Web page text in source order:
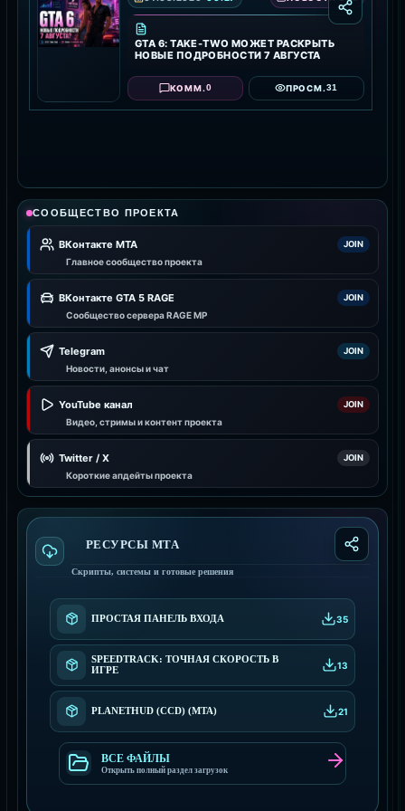
GTA 6: TAKE-TWO МОЖЕТ РАСКРЫТЬ
НОВЫЕ ПОДРОБНОСТИ 7 АВГУСТА
КОММ.0 ПРОСМ.31
СООБЩЕСТВО ПРОЕКТА
ВКонтакте MTA JOIN
Главное сообщество проекта
ВКонтакте GTA 5 RAGE JOIN
Сообщество сервера RAGE MP
Telegram JOIN
Новости, анонсы и чат
YouTube канал JOIN
Видео, стримы и контент проекта
Twitter / X JOIN
Короткие апдейты проекта
РЕСУРСЫ МТА
Скрипты, системы и готовые решения
ПРОСТАЯ ПАНЕЛЬ ВХОДА 35
SPEEDTRACK: ТОЧНАЯ СКОРОСТЬ В
ИГРЕ
13
PLANETHUD (CCD) (MTA) 21
ВСЕ ФАЙЛЫ
Открыть полный раздел загрузок